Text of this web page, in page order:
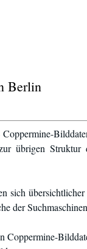
Berlin
übrigen
sich
der